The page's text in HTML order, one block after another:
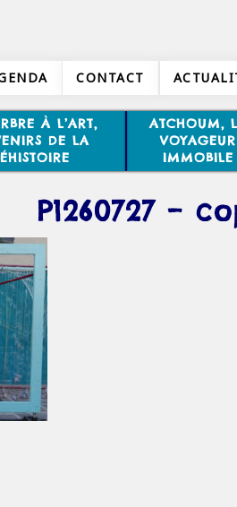
CONTACT
À L’ART,
DE LA
ATCHOUM,
VOYAGEUR
IMMOBILE
P1260727 –